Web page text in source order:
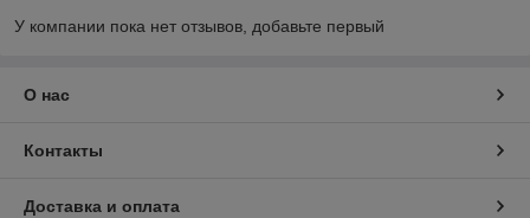
У компании пока нет отзывов, добавьте первый
О нас
Контакты
Доставка и оплата